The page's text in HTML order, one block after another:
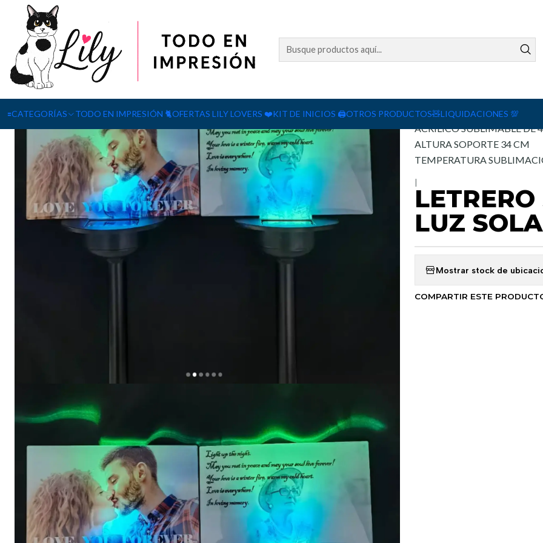
🟰CATEGORÍAS TODO EN IMPRESIÓN 🐈OFERTAS LILY LOVERS ❤️KIT DE INICIOS 🖨️OTROS PRODUCTOS🧸LIQUIDACIONES 💯
Inicio SUBLIMACIÓN
MEDIDAS AREA
ACRILICO SUBLIMABLE DE
ALTURA SOPORTE 34 CM
TEMPERATURA
LUZ
Mostrar stock de
COMPARTIR ESTE